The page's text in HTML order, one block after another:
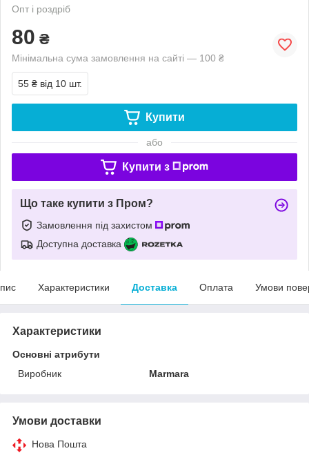
Опт і роздріб
80 ₴
Мінімальна сума замовлення на сайті — 100 ₴
55 ₴ від 10 шт.
Купити
або
Купити з
Що таке купити з Пром?
Замовлення під захистом
Доступна доставка
Характеристики Доставка Оплата Умови
Характеристики
Основні атрибути
Виробник
Marmara
Умови доставки
Нова Пошта